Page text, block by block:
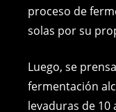
proceso de
solas por su
Luego, se
fermentación
levaduras de 10